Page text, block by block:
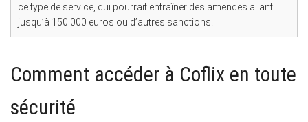
ce type de service, qui pourrait entraîner des amendes allant
jusqu’à 150 000 euros ou d’autres sanctions.
Comment accéder à Coflix en toute
sécurité